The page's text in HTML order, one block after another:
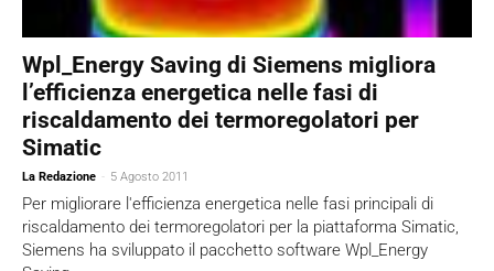
Wpl_Energy Saving di Siemens migliora
l’efficienza energetica nelle fasi di
riscaldamento dei termoregolatori per
Simatic
La Redazione - 5 Agosto 2011
Per migliorare l'efficienza energetica nelle fasi principali di
riscaldamento dei termoregolatori per la piattaforma Simatic,
Siemens ha sviluppato il pacchetto software Wpl_Energy